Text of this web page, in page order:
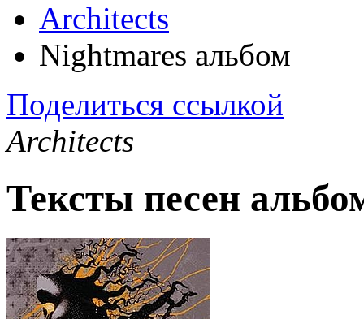
Architects
Nightmares альбом
Поделиться ссылкой
Architects
Тексты песен